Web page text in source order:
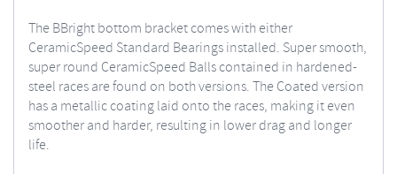
The BBright bottom bracket comes with either
CeramicSpeed Standard Bearings installed. Super smooth,
super round CeramicSpeed Balls contained in hardened-
steel races are found on both versions. The Coated version
has a metallic coating laid onto the races, making it even
smoother and harder, resulting in lower drag and longer
life.